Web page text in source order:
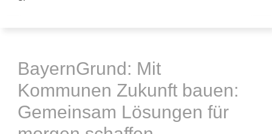
BayernGrund: Mit
Kommunen Zukunft bauen:
Gemeinsam Lösungen für